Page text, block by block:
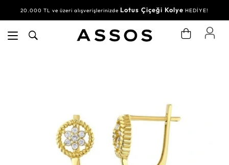
20.000 TL ve üzeri alışverişlerinizde Lotus Çiçeği Kolye HEDİYE!